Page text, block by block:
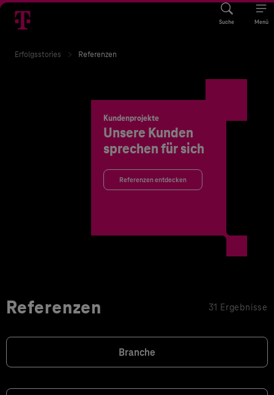
Suche Menü
Erfolgsstories Referenzen
Kundenprojekte
Unsere Kunden
sprechen für sich
Referenzen entdecken
Referenzen 31 Ergebnisse
Branche